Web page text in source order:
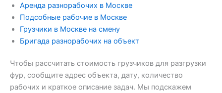
Аренда разнорабочих в Москве
Подсобные рабочие в Москве
Грузчики в Москве на смену
Бригада разнорабочих на объект
Чтобы рассчитать стоимость грузчиков для разгрузки
фур, сообщите адрес объекта, дату, количество
рабочих и краткое описание задач. Мы подскажем